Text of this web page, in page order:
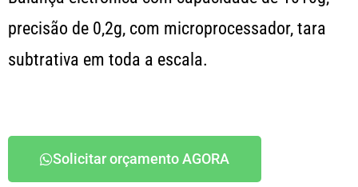
precisão de 0,2g, com microprocessador, tara
subtrativa em toda a escala.
Solicitar orçamento AGORA